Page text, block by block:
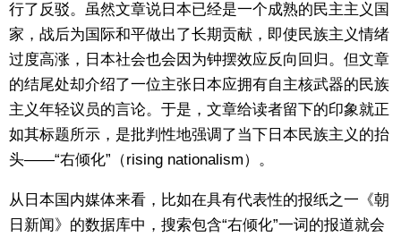
行了反驳。虽然文章说日本已经是一个成熟的民主主义国
家，战后为国际和平做出了长期贡献，即使民族主义情绪
过度高涨，日本社会也会因为钟摆效应反向回归。但文章
的结尾处却介绍了一位主张日本应拥有自主核武器的民族
主义年轻议员的言论。于是，文章给读者留下的印象就正
如其标题所示，是批判性地强调了当下日本民族主义的抬
头——“右倾化”（rising nationalism）。
从日本国内媒体来看，比如在具有代表性的报纸之一《朝
日新闻》的数据库中，搜索包含“右倾化”一词的报道就会